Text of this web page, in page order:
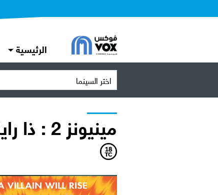
الرئيسية
اختر السينما
مينيونز 2 : ذا رايز اوف قرو